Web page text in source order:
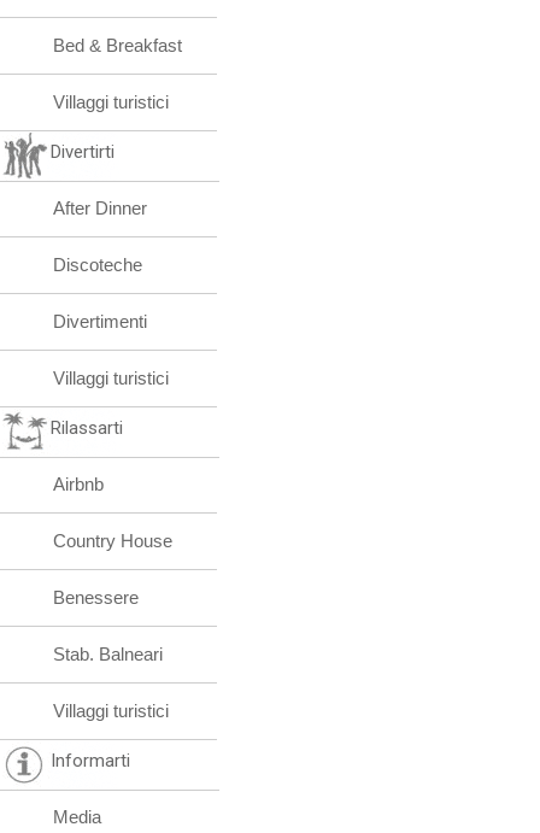
Bed & Breakfast
Villaggi turistici
Divertirti
After Dinner
Discoteche
Divertimenti
Villaggi turistici
Rilassarti
Airbnb
Country House
Benessere
Stab. Balneari
Villaggi turistici
Informarti
Media